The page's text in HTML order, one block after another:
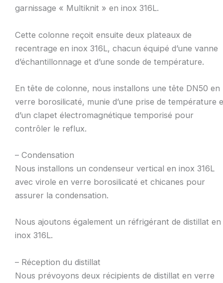
garnissage « Multiknit » en inox 316L.
Cette colonne reçoit ensuite deux plateaux de
recentrage en inox 316L, chacun équipé d’une vanne
d’échantillonnage et d’une sonde de température.
En tête de colonne, nous installons une tête DN50 en
verre borosilicaté, munie d’une prise de température
d’un clapet électromagnétique temporisé pour
contrôler le reflux.
– Condensation
Nous installons un condenseur vertical en inox 316L
avec virole en verre borosilicaté et chicanes pour
assurer la condensation.
Nous ajoutons également un réfrigérant de distillat en
inox 316L.
– Réception du distillat
Nous prévoyons deux récipients de distillat en verre